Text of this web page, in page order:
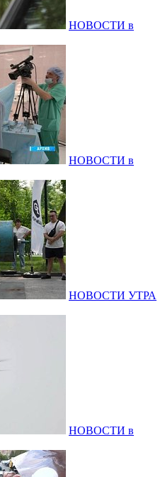
НОВОСТИ в
НОВОСТИ в
НОВОСТИ УТРА
НОВОСТИ в